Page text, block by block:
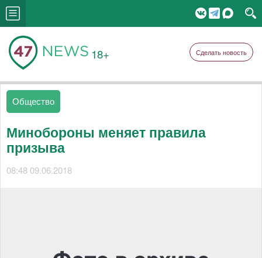
18+ Сделать новость
Общество
Минобороны меняет правила
призыва
08:48 09.06.2018